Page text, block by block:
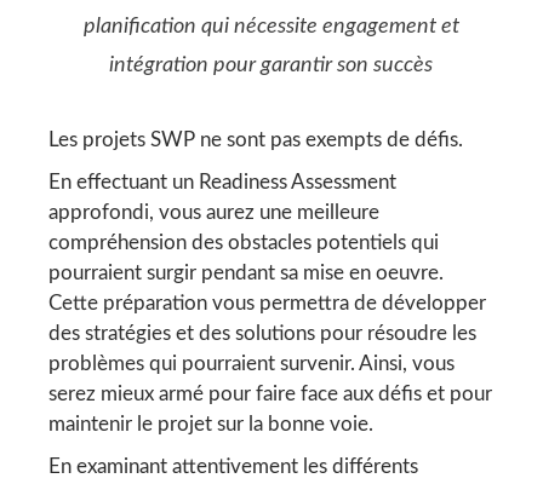
planification qui nécessite engagement et
intégration pour garantir son succès
Les projets SWP ne sont pas exempts de défis.
En effectuant un Readiness Assessment
approfondi, vous aurez une meilleure
compréhension des obstacles potentiels qui
pourraient surgir pendant sa mise en oeuvre.
Cette préparation vous permettra de développer
des stratégies et des solutions pour résoudre les
problèmes qui pourraient survenir. Ainsi, vous
serez mieux armé pour faire face aux défis et pour
maintenir le projet sur la bonne voie.
En examinant attentivement les différents